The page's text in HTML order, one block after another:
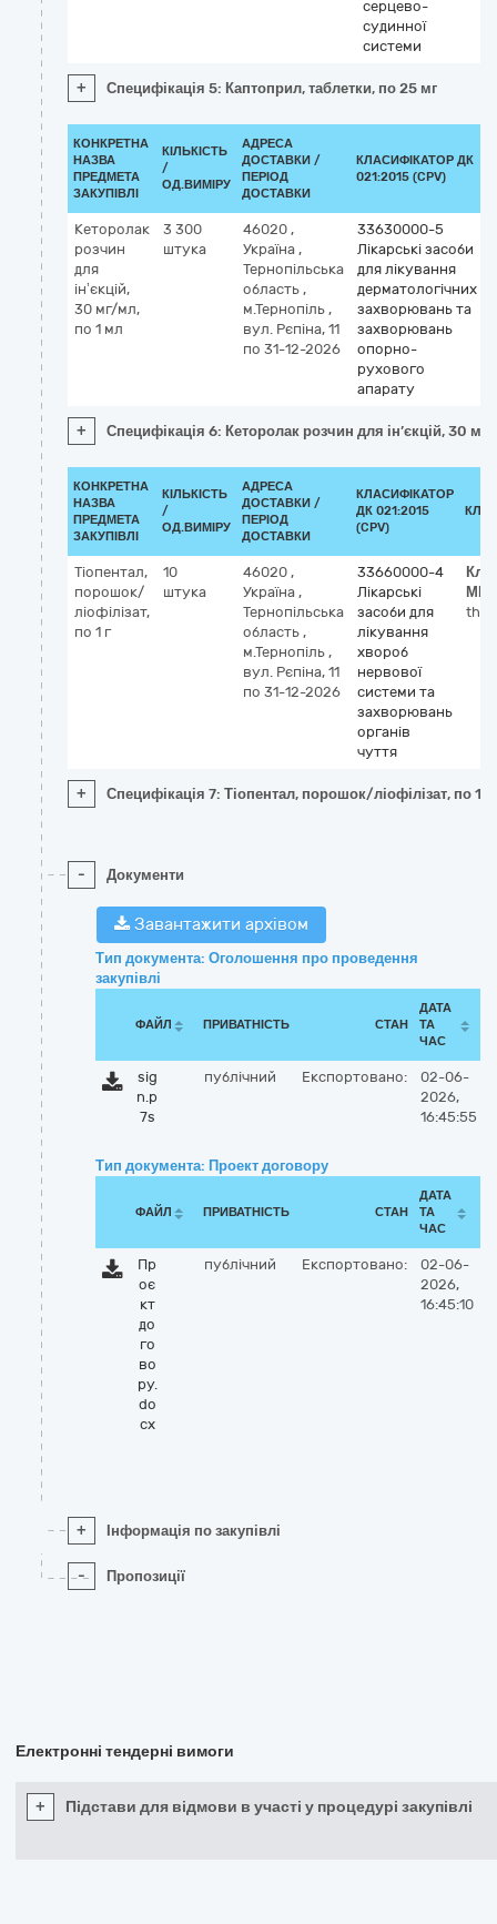
серцево-
судинної
системи
+ Специфікація 5: Каптоприл, таблетки, по 25 мг
КОНКРЕТНА
НАЗВА
ПРЕДМЕТА
ЗАКУПІВЛІ
КІЛЬКІСТЬ
/
ОД.ВИМІРУ
АДРЕСА
ДОСТАВКИ /
ПЕРІОД
ДОСТАВКИ
КЛАСИФІКАТОР ДК
021:2015 (CPV)
Кеторолак
розчин
для
ін’єкцій,
30 мг/мл,
по 1 мл
3 300
штука
46020 ,
Україна ,
Тернопільська
область ,
м.Тернопіль ,
вул. Рєпіна, 11
по 31-12-2026
33630000-5
Лікарські засоби
для лікування
дерматологічних
захворювань та
захворювань
опорно-
рухового
апарату
+ Специфікація 6: Кеторолак розчин для ін’єкцій, 30
КОНКРЕТНА
НАЗВА
ПРЕДМЕТА
ЗАКУПІВЛІ
КІЛЬКІСТЬ
/
ОД.ВИМІРУ
АДРЕСА
ДОСТАВКИ /
ПЕРІОД
ДОСТАВКИ
КЛАСИФІКАТОР
ДК 021:2015
(CPV)
Тіопентал,
порошок/
ліофілізат,
по 1 г
10
штука
46020 ,
Україна ,
Тернопільська
область ,
м.Тернопіль ,
вул. Рєпіна, 11
по 31-12-2026
33660000-4
Лікарські
засоби для
лікування
хвороб
нервової
системи та
захворювань
органів
чуття
МНН
+ Специфікація 7: Тіопентал, порошок/ліофілізат, по 1 г
- Документи
Завантажити архівом
Тип документа: Оголошення про проведення
закупівлі
ФАЙЛ ПРИВАТНІСТЬ СТАН
ДАТА
ТА
ЧАС
sig
n.p
7s
публічний Експортовано:
02-06-
2026,
16:45:55
Тип документа: Проект договору
ФАЙЛ ПРИВАТНІСТЬ СТАН
ДАТА
ТА
ЧАС
Пр
оє
кт
до
го
во
ру.
do
cx
публічний Експортовано:
02-06-
2026,
16:45:10
+ Інформація по закупівлі
- Пропозиції
Електронні тендерні вимоги
+ Підстави для відмови в участі у процедурі закупівлі